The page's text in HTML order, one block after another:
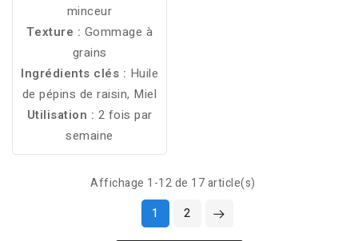
minceur
Texture : Gommage à
grains
Ingrédients clés : Huile
de pépins de raisin, Miel
Utilisation : 2 fois par
semaine
Affichage 1-12 de 17 article(s)
1
2